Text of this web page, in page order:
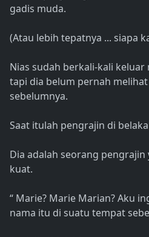
gadis muda.
(Atau lebih tepatnya ... siapa
Nias sudah berkali-kali keluar
tapi dia belum pernah
sebelumnya.
Saat itulah pengrajin di
Dia adalah seorang
kuat.
“ Marie? Marie Marian? Aku
nama itu di suatu tempat